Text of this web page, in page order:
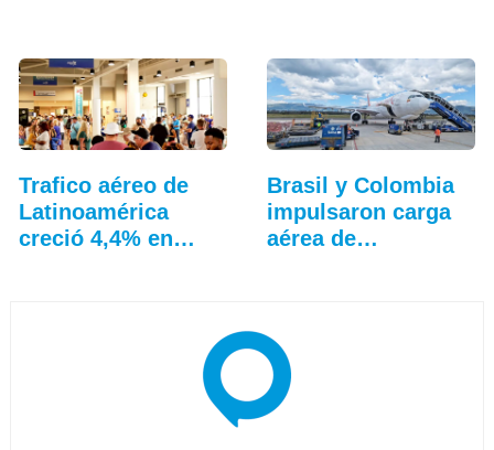
Trafico aéreo de
Latinoamérica
creció 4,4% en
Brasil y Colombia
impulsaron carga
aérea de…